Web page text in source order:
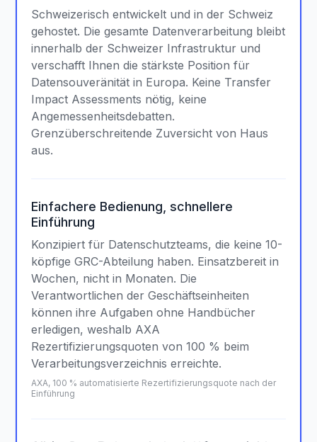
Schweizerisch entwickelt und in der Schweiz
gehostet. Die gesamte Datenverarbeitung bleibt
innerhalb der Schweizer Infrastruktur und
verschafft Ihnen die stärkste Position für
Datensouveränität in Europa. Keine Transfer
Impact Assessments nötig, keine
Angemessenheitsdebatten.
Grenzüberschreitende Zuversicht von Haus
aus.
Einfachere Bedienung, schnellere
Einführung
Konzipiert für Datenschutzteams, die keine 10-
köpfige GRC-Abteilung haben. Einsatzbereit in
Wochen, nicht in Monaten. Die
Verantwortlichen der Geschäftseinheiten
können ihre Aufgaben ohne Handbücher
erledigen, weshalb AXA
Rezertifizierungsquoten von 100 % beim
Verarbeitungsverzeichnis erreichte.
AXA, 100 % automatisierte Rezertifizierungsquote nach der
Einführung